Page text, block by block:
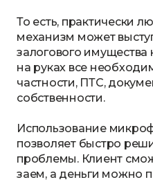
То есть, практически
механизм может
залогового имущества
на руках все
частности, ПТС,
собственности.
Использование
позволяет быстро
проблемы. Клиент
заем, а деньги можно